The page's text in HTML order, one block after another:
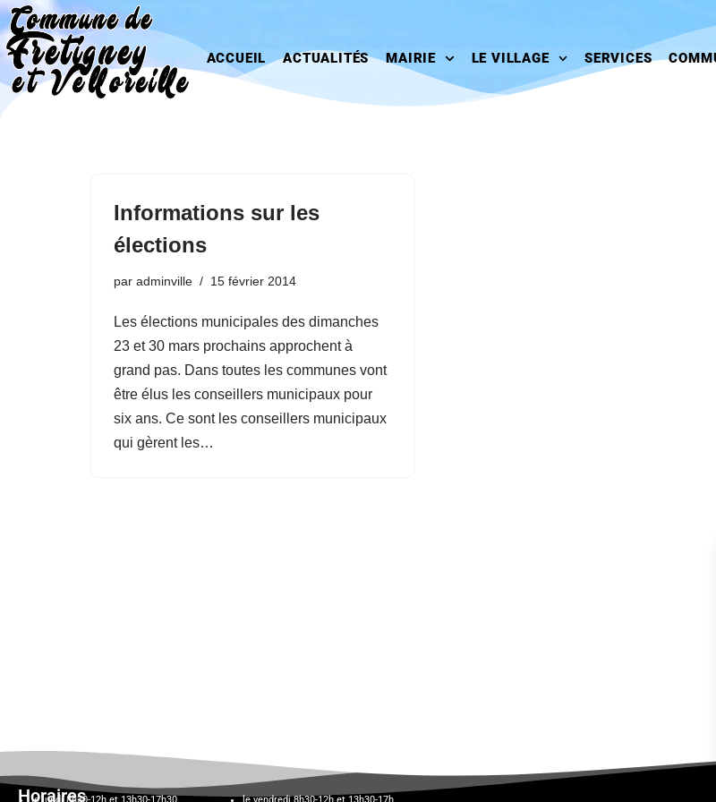
Aller
au
contenu
ACCUEIL ACTUALITÉS MAIRIE LE VILLAGE SERVICES
Informations sur les
élections
par adminville 15 février 2014
Les élections municipales des dimanches
23 et 30 mars prochains approchent à
grand pas. Dans toutes les communes vont
être élus les conseillers municipaux pour
six ans. Ce sont les conseillers municipaux
qui gèrent les…
Horaires